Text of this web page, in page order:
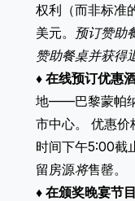
权利（而非标准
美元。 预订赞助
赞助餐桌并获得
♦ 在线预订优惠
地——巴黎蒙帕
市中心。 优惠价
时间下午5:00截
留房源将售罄。
♦ 在颁奖晚宴节